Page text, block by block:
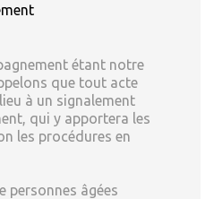
étant notre
que tout acte
à un signalement
qui y apportera les
les procédures en
personnes âgées